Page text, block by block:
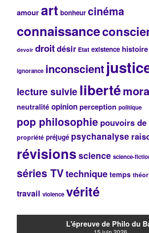
r
h
e
amourart bonheur cinéma
connaissance
devoir droitdésir Etat existence histoire
ignorance inconscient
lecture suivie liberté
neutralité opinionperception politique
pop philosophie pouvoirs
propriété préjugé psychanalyse
révisions science science-
séries TVtechnique temps
travail violence vérité
L'épreuve de Philo du